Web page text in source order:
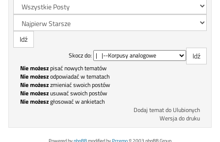
Skocz do:
Nie możeszpisać nowych tematów
Nie możeszodpowiadać w tematach
Nie możeszzmieniać swoich postów
Nie możeszusuwać swoich postów
Nie możeszgłosować w ankietach
Dodaj temat do Ulubionych
Wersja do druku